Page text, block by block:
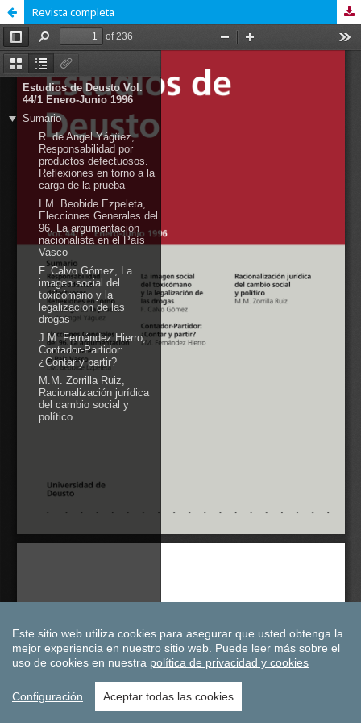
Revista completa
Este sitio web utiliza cookies para asegurar que usted obtenga la
mejor experiencia en nuestro sitio web. Puede leer más sobre el
uso de cookies en nuestra política de privacidad y cookies
Configuración Aceptar todas las cookies